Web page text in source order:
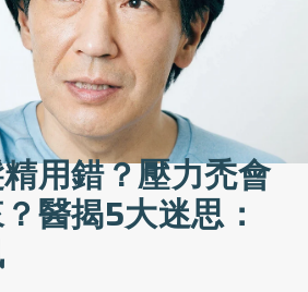
用錯？壓力禿會
醫揭5大迷思：